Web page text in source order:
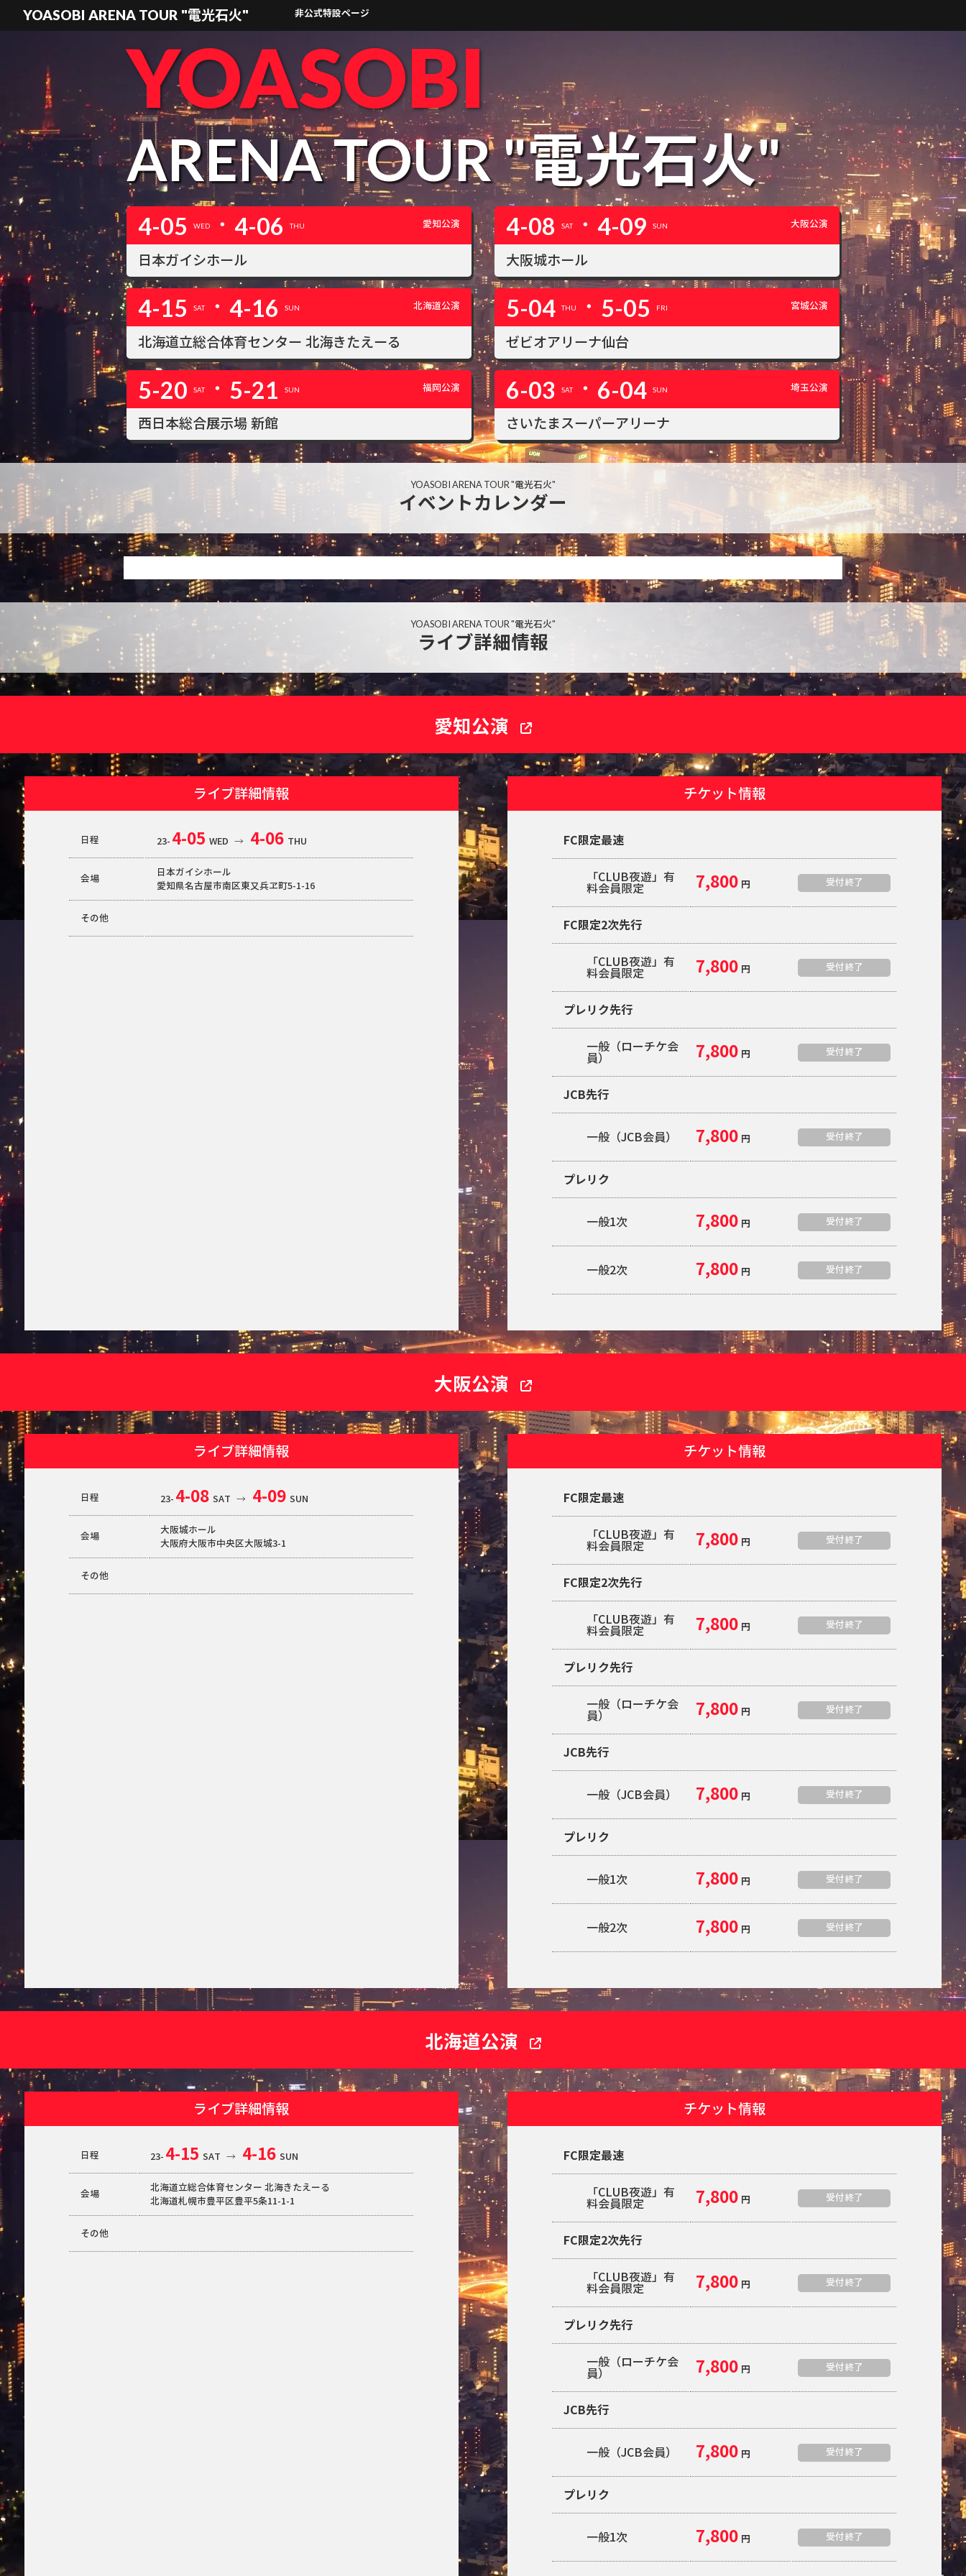
YOASOBI ARENA TOUR "電光石火" 非公式特設ページ
YOASOBI
ARENATOUR"電光石火"
4-05 WED ・ 4-06 THU 愛知公演
日本ガイシホール
4-08 SAT・ 4-09 SUN 大阪公演
大阪城ホール
4-15 SAT・ 4-16 SUN 北海道公演
北海道立総合体育センター 北海きたえーる
5-04 THU ・ 5-05 FRI 宮城公演
ゼビオアリーナ仙台
5-20 SAT・ 5-21 SUN 福岡公演
西日本総合展示場 新館
6-03 SAT・ 6-04 SUN 埼玉公演
さいたまスーパーアリーナ
YOASOBI ARENA TOUR "電光石火"
イベントカレンダー
YOASOBI ARENA TOUR "電光石火"
ライブ詳細情報
愛知公演
ライブ詳細情報
日程 23- 4-05 WED → 4-06 THU
会場
日本ガイシホール
愛知県名古屋市南区東又兵ヱ町5-1-16
その他
チケット情報
FC限定最速
「CLUB夜遊」有
料会員限定
7,800 円 受付終了
FC限定2次先行
「CLUB夜遊」有
料会員限定
7,800 円 受付終了
プレリク先行
一般（ローチケ会
員）
7,800 円 受付終了
JCB先行
一般（JCB会員） 7,800 円 受付終了
プレリク
一般1次 7,800 円 受付終了
一般2次 7,800 円 受付終了
大阪公演
ライブ詳細情報
日程 23- 4-08 SAT → 4-09 SUN
会場
大阪城ホール
大阪府大阪市中央区大阪城3-1
その他
チケット情報
FC限定最速
「CLUB夜遊」有
料会員限定
7,800 円 受付終了
FC限定2次先行
「CLUB夜遊」有
料会員限定
7,800 円 受付終了
プレリク先行
一般（ローチケ会
員）
7,800 円 受付終了
JCB先行
一般（JCB会員） 7,800 円 受付終了
プレリク
一般1次 7,800 円 受付終了
一般2次 7,800 円 受付終了
北海道公演
ライブ詳細情報
日程 23- 4-15 SAT → 4-16 SUN
会場
北海道立総合体育センター 北海きたえーる
北海道札幌市豊平区豊平5条11-1-1
その他
チケット情報
FC限定最速
「CLUB夜遊」有
料会員限定
7,800 円 受付終了
FC限定2次先行
「CLUB夜遊」有
料会員限定
7,800 円 受付終了
プレリク先行
一般（ローチケ会
員）
7,800 円 受付終了
JCB先行
一般（JCB会員） 7,800 円 受付終了
プレリク
一般1次 7,800 円 受付終了